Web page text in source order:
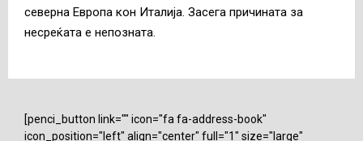
северна Европа кон Италија. Засега причината за
несреќата е непозната.
[penci_button link="" icon="fa fa-address-book"
icon_position="left" align="center" full="1" size="large"